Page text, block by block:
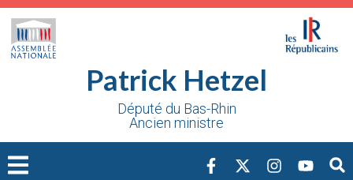
Patrick Hetzel
Député du Bas-Rhin
Ancien ministre
Cookies management panel